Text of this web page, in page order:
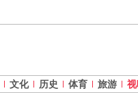
文化 历史 体育 旅游